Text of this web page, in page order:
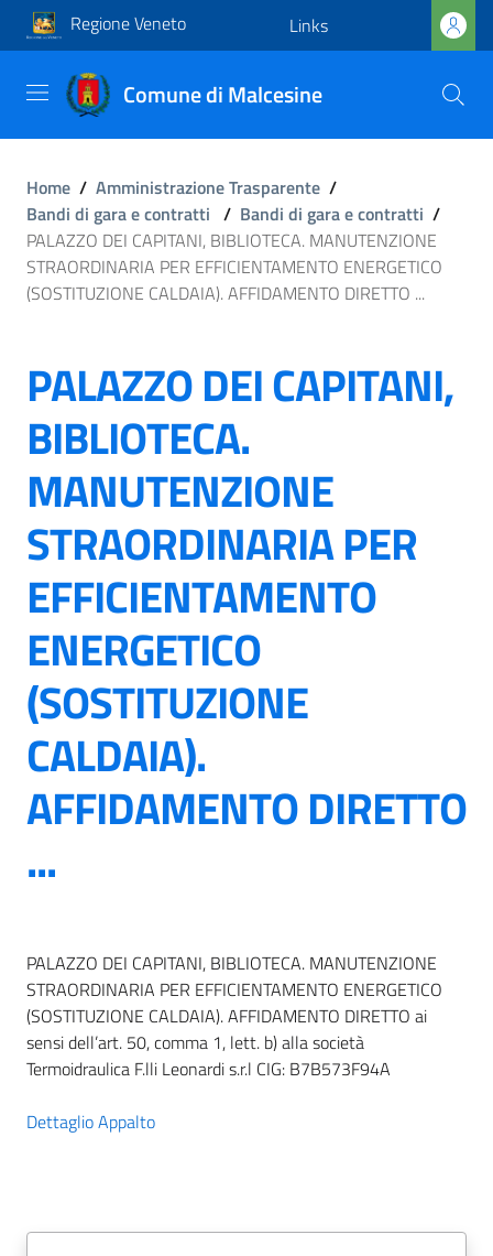
Regione Veneto Links
Comune di Malcesine
Home / Amministrazione Trasparente /
Bandi di gara e contratti / Bandi di gara e contratti /
PALAZZO DEI CAPITANI, BIBLIOTECA. MANUTENZIONE
STRAORDINARIA PER EFFICIENTAMENTO ENERGETICO
(SOSTITUZIONE CALDAIA). AFFIDAMENTO DIRETTO ...
PALAZZO DEI CAPITANI,
BIBLIOTECA.
MANUTENZIONE
STRAORDINARIA PER
EFFICIENTAMENTO
ENERGETICO
(SOSTITUZIONE
CALDAIA).
AFFIDAMENTO DIRETTO
...
PALAZZO DEI CAPITANI, BIBLIOTECA. MANUTENZIONE
STRAORDINARIA PER EFFICIENTAMENTO ENERGETICO
(SOSTITUZIONE CALDAIA). AFFIDAMENTO DIRETTO ai
sensi dell’art. 50, comma 1, lett. b) alla società
Termoidraulica F.lli Leonardi s.r.l CIG: B7B573F94A
Dettaglio Appalto